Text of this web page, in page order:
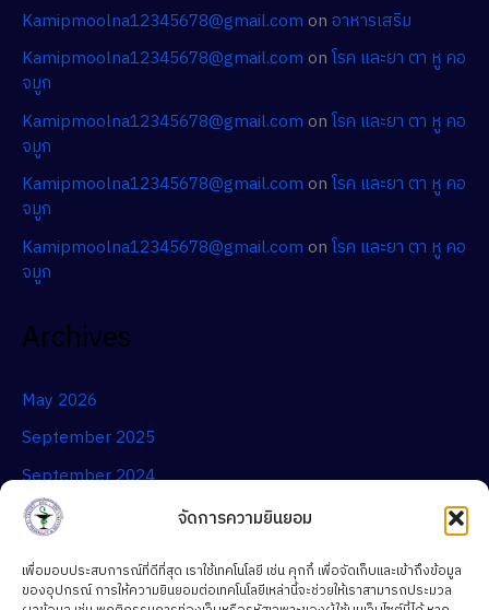
จัดการความยินยอม
เพื่อมอบประสบการณ์ที่ดีที่สุด เราใช้เทคโนโลยี เช่น คุกกี้ เพื่อจัดเก็บและเข้าถึงข้อมูล
ของอุปกรณ์ การให้ความยินยอมต่อเทคโนโลยีเหล่านี้จะช่วยให้เราสามารถประมวล
Kamipmoolna12345678@gmail.com on อาหารเสริม
Kamipmoolna12345678@gmail.com onโรค และยา ตา หู คอ
จมูก
Kamipmoolna12345678@gmail.com onโรค และยา ตา หู คอ
จมูก
Kamipmoolna12345678@gmail.com onโรค และยา ตา หู คอ
จมูก
Kamipmoolna12345678@gmail.com onโรค และยา ตา หู คอ
จมูก
Archives
May 2026
September 2025
September 2024
Categories
สาระความรู้